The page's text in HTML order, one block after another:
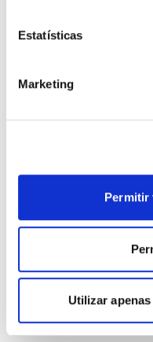
Estatísticas
Marketing
Permitir
Utilizar